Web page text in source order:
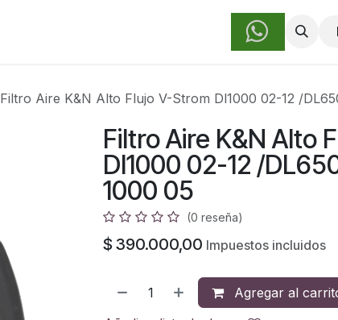
Sobre Nosotros
Filtro Aire K&N Alto Flujo V-Strom Dl1000 02-12 /
Filtro Aire K&N Alto
Dl1000 02-12 /
1000 05
(0 reseña)
$ 390.000,00 Impuestos incluidos
Agregar al